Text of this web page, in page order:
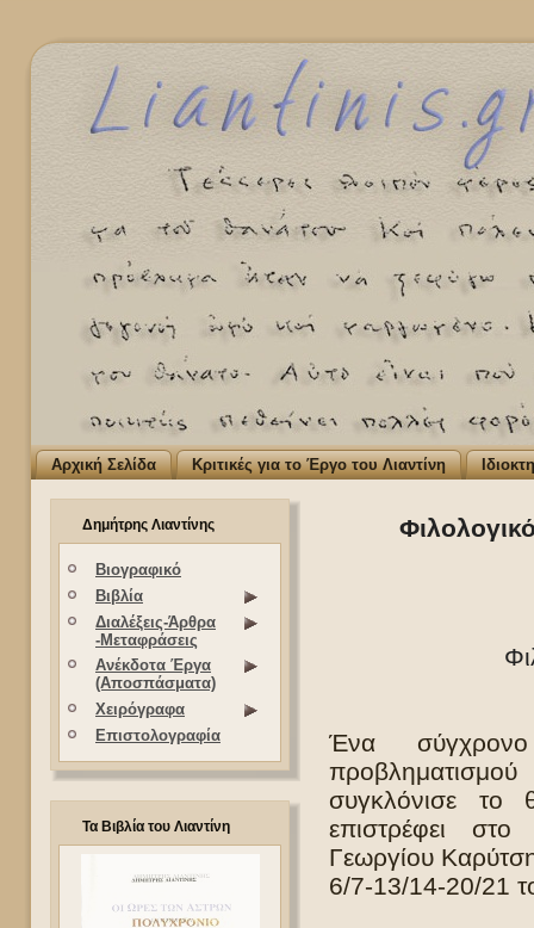
Αρχική Σελίδα Κριτικές για το Έργο του Λιαντίνη
Δημήτρης Λιαντίνης
Βιογραφικό
Βιβλία
Διαλέξεις-Άρθρα
-Μεταφράσεις
Ανέκδοτα Έργα
(Αποσπάσματα)
Χειρόγραφα
Επιστολογραφία
Τα Βιβλία του Λιαντίνη
Ένα σύγχρονο
συγκλόνισε το
επιστρέφει
Γεωργίου
6/7-13/14-20/21